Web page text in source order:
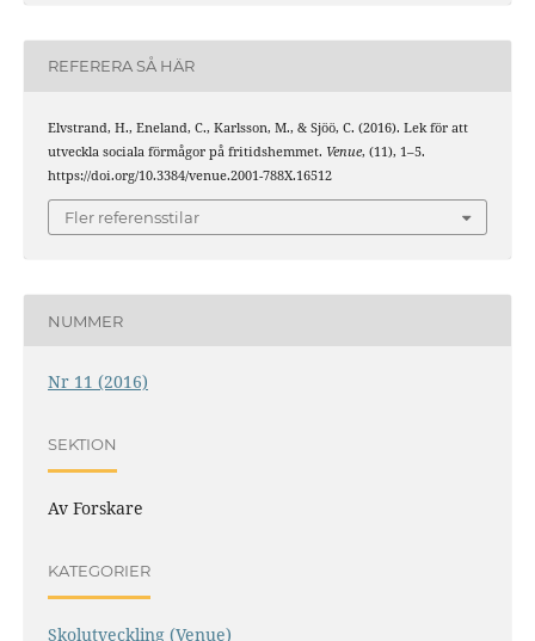
REFERERA SÅ HÄR
Elvstrand, H., Eneland, C., Karlsson, M., & Sjöö, C. (2016). Lek för att
utveckla sociala förmågor på fritidshemmet. Venue, (11), 1–5.
https://doi.org/10.3384/venue.2001-788X.16512
Fler referensstilar
NUMMER
Nr 11 (2016)
SEKTION
Av Forskare
KATEGORIER
Skolutveckling (Venue)